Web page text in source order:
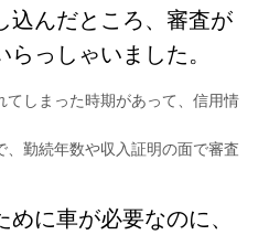
込んだところ、審査が
っしゃいました。
てしまった時期があって、信用情
、勤続年数や収入証明の面で審査
に車が必要なのに、